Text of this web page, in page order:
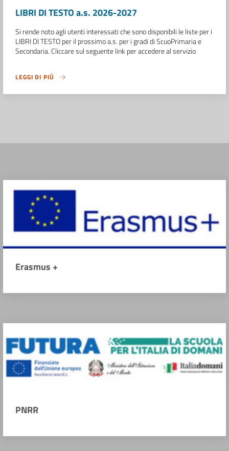
LIBRI DI TESTO a.s. 2026-2027
Si rende noto agli utenti interessati che sono disponibili le liste per i
LIBRI DI TESTO per il prossimo a.s. per i gradi di ScuoPrimaria e
Secondaria. Cliccare sul seguente link per accedere al servizio
LEGGI DI PIÙ
Erasmus +
PNRR